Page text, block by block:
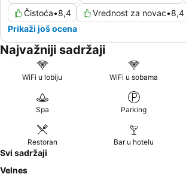
Čistoća•8,4 Vrednost za novac•8,4
Prikaži još ocena
Najvažniji sadržaji
WiFi u lobiju WiFi u sobama
Spa Parking
Restoran Bar u hotelu
Svi sadržaji
Velnes